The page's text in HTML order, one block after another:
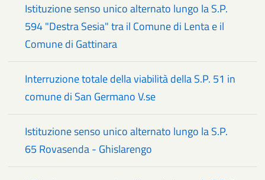
Istituzione senso unico alternato lungo la S.P.
594 "Destra Sesia" tra il Comune di Lenta e il
Comune di Gattinara
Interruzione totale della viabilità della S.P. 51 in
comune di San Germano V.se
Istituzione senso unico alternato lungo la S.P.
65 Rovasenda - Ghislarengo